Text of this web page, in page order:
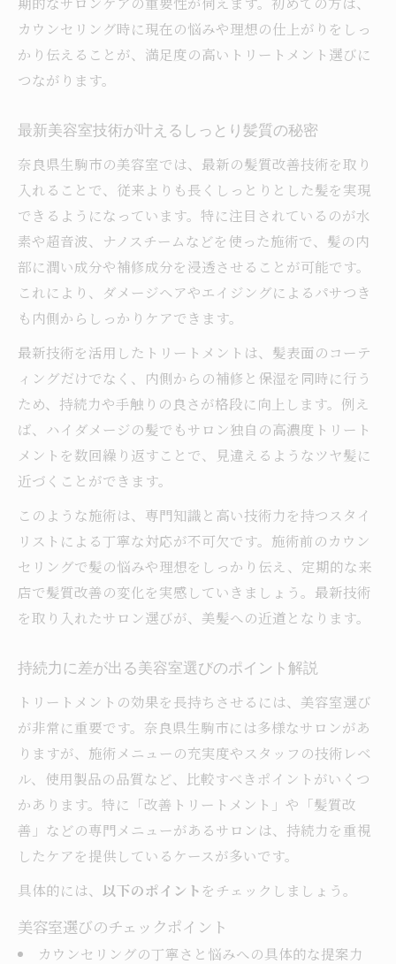
カウンセリング時に現在の悩みや理想の仕上がりをしっ
かり伝えることが、満足度の高いトリートメント選びに
つながります。
最新美容室技術が叶えるしっとり髪質の秘密
奈良県生駒市の美容室では、最新の髪質改善技術を取り
入れることで、従来よりも長くしっとりとした髪を実現
できるようになっています。特に注目されているのが水
素や超音波、ナノスチームなどを使った施術で、髪の内
部に潤い成分や補修成分を浸透させることが可能です。
これにより、ダメージヘアやエイジングによるパサつき
も内側からしっかりケアできます。
最新技術を活用したトリートメントは、髪表面のコーテ
ィングだけでなく、内側からの補修と保湿を同時に行う
ため、持続力や手触りの良さが格段に向上します。例え
ば、ハイダメージの髪でもサロン独自の高濃度トリート
メントを数回繰り返すことで、見違えるようなツヤ髪に
近づくことができます。
このような施術は、専門知識と高い技術力を持つスタイ
リストによる丁寧な対応が不可欠です。施術前のカウン
セリングで髪の悩みや理想をしっかり伝え、定期的な来
店で髪質改善の変化を実感していきましょう。最新技術
を取り入れたサロン選びが、美髪への近道となります。
持続力に差が出る美容室選びのポイント解説
トリートメントの効果を長持ちさせるには、美容室選び
が非常に重要です。奈良県生駒市には多様なサロンがあ
りますが、施術メニューの充実度やスタッフの技術レベ
ル、使用製品の品質など、比較すべきポイントがいくつ
かあります。特に「改善トリートメント」や「髪質改
善」などの専門メニューがあるサロンは、持続力を重視
したケアを提供しているケースが多いです。
具体的には、 以下のポイント をチェックしましょう。
美容室選びのチェックポイント
カウンセリングの丁寧さと悩みへの具体的な提案力